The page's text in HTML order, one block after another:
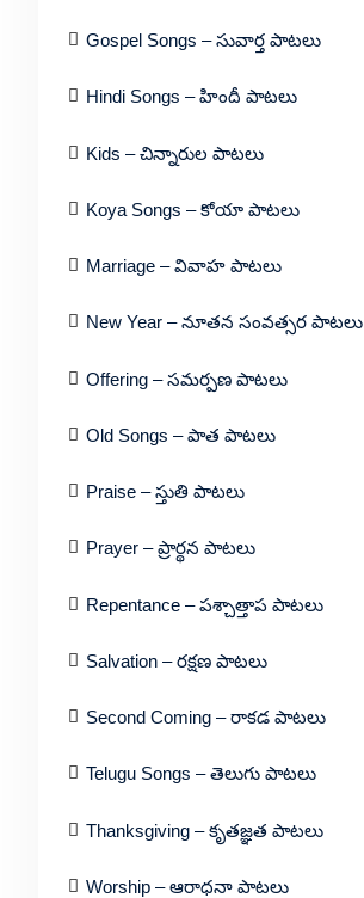
Gospel Songs – సువార్త పాటలు
Hindi Songs – హిందీ పాటలు
Kids – చిన్నారుల పాటలు
Koya Songs – కోయా పాటలు
Marriage – వివాహ పాటలు
New Year – నూతన సంవత్సర పాటలు
Offering – సమర్పణ పాటలు
Old Songs – పాత పాటలు
Praise – స్తుతి పాటలు
Prayer – ప్రార్థన పాటలు
Repentance – పశ్చాత్తాప పాటలు
Salvation – రక్షణ పాటలు
Second Coming – రాకడ పాటలు
Telugu Songs – తెలుగు పాటలు
Thanksgiving – కృతజ్ఞత పాటలు
Worship – ఆరాధనా పాటలు